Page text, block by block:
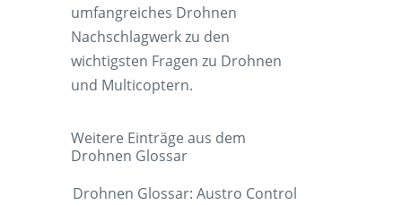
umfangreiches Drohnen
Nachschlagwerk zu den
wichtigsten Fragen zu Drohnen
und Multicoptern.
Weitere Einträge aus dem
Drohnen Glossar
Drohnen Glossar: Austro Control